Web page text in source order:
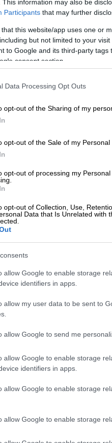
This information may also be
Participants that may further
that this website/app uses one or
but not limited to your
to Google and its third-party
consent section.
Data Processing Opt Outs
opt-out of the Sharing of my
opt-out of the Sale of my Personal
opt-out of processing my
opt-out of Collection, Use,
Data that Is Unrelated with
allow Google to enable storage
identifiers in apps.
allow my user data to be sent to
allow Google to send me
allow Google to enable storage
identifiers in apps.
allow Google to enable storage
allow Google to enable storage
Εξιχνιάστηκε η
ηλικιωμένης
από 200.000 ευρώ
54χρονη, ενώ στη
δράστες
Μουσική|26.03.2026
κλιπ του
Το τραγούδι που
Eurovision 2026
«Θέλω να φύγω
Καστίγιο έπειτα
«Η ευθανασία της
προσευχές για
ειρήνη»